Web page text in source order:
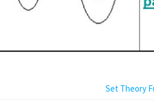
Set Theory